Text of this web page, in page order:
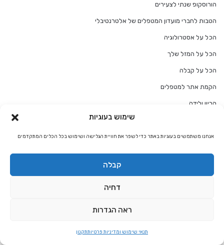
שימוש בעוגיות
אנחנו משתמשים בעוגיות באתר כדי לשפר את חוויית הגלישה ושימוש בכל הכלים המתקדמים
קבלה
דחיה
ראה הגדרות
תנאי שימוש ומדיניות פרטיותתקנון
הורוסקופ שנתי לצעירים
הטבות לחברי מועדון המטפלים של אלטרנטיבלי
הכל על אסטרולוגיה
הכל על המזל שלך
הכל על קבלה
הקמת אתר למטפלים
הריון ולידה
חגים ומועדים
חוקים רוחניים